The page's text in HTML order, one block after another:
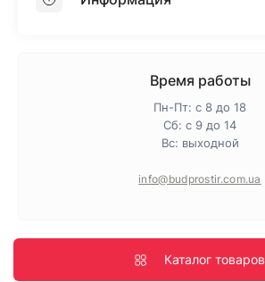
Пенопласт
Политика конфиденциальности
Время работы
Пн-Пт: с 8 до 18
Сб: с 9 до 14
Вс: выходной
info@budprostir.com.ua
Каталог товаров